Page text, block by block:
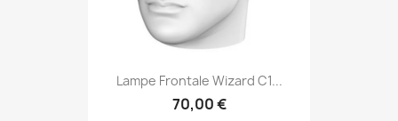
Lampe Frontale Wizard C1...
70,00 €